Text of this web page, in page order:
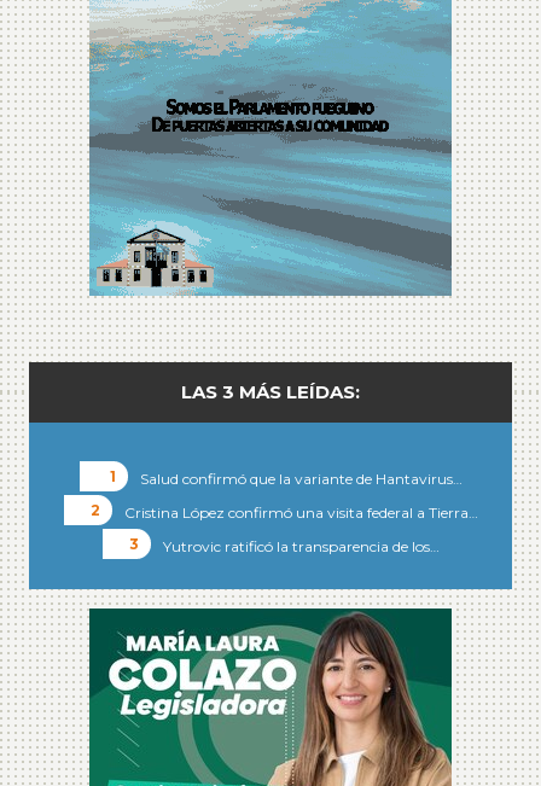
LAS 3 MÁS LEÍDAS:
Salud confirmó que la variante de Hantavirus…
Cristina López confirmó una visita federal a Tierra…
Yutrovic ratificó la transparencia de los…